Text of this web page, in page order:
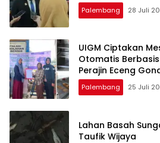
Palembang 28 Juli
UIGM Ciptakan
Otomatis
Perajin Eceng
Palembang 25 Juli
Lahan Basah
Taufik Wijaya